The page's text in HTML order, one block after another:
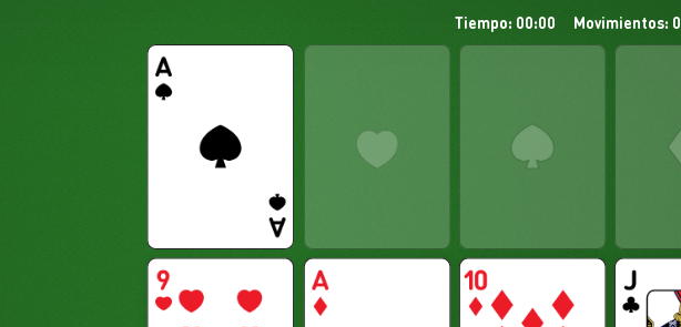
Tiempo: 00:00 Movimientos: 0